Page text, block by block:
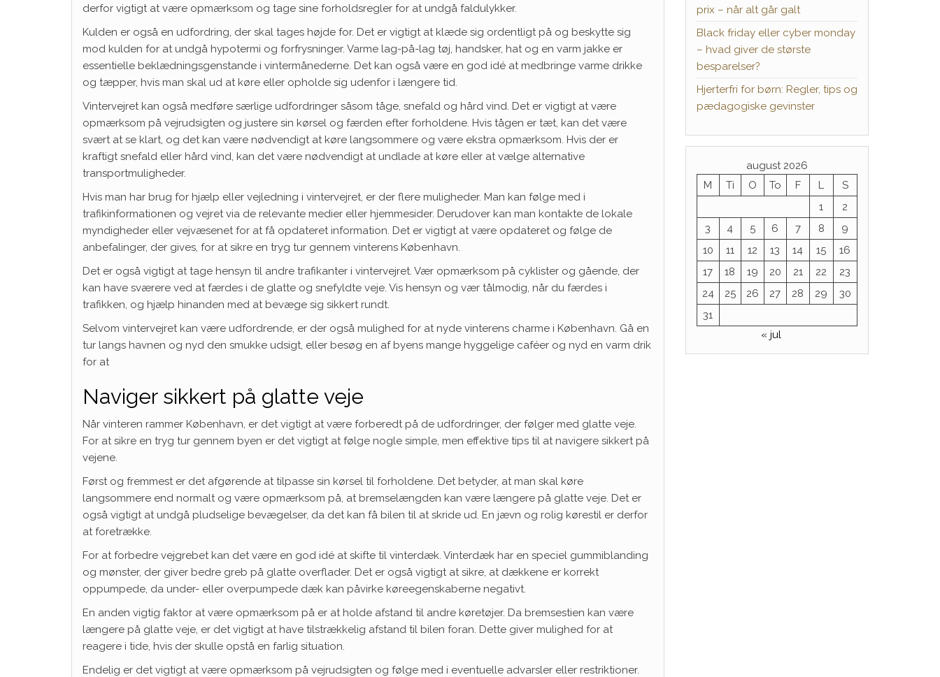
derfor vigtigt at være opmærksom og tage sine forholdsregler for at undgå faldulykker.
Kulden er også en udfordring, der skal tages højde for. Det er vigtigt at klæde sig ordentligt på og beskytte sig
mod kulden for at undgå hypotermi og forfrysninger. Varme lag-på-lag tøj, handsker, hat og en varm jakke er
essentielle beklædningsgenstande i vintermånederne. Det kan også være en god idé at medbringe varme drikke
og tæpper, hvis man skal ud at køre eller opholde sig udenfor i længere tid.
Vintervejret kan også medføre særlige udfordringer såsom tåge, snefald og hård vind. Det er vigtigt at være
opmærksom på vejrudsigten og justere sin kørsel og færden efter forholdene. Hvis tågen er tæt, kan det være
svært at se klart, og det kan være nødvendigt at køre langsommere og være ekstra opmærksom. Hvis der er
kraftigt snefald eller hård vind, kan det være nødvendigt at undlade at køre eller at vælge alternative
transportmuligheder.
Hvis man har brug for hjælp eller vejledning i vintervejret, er der flere muligheder. Man kan følge med i
trafikinformationen og vejret via de relevante medier eller hjemmesider. Derudover kan man kontakte de lokale
myndigheder eller vejvæsenet for at få opdateret information. Det er vigtigt at være opdateret og følge de
anbefalinger, der gives, for at sikre en tryg tur gennem vinterens København.
Det er også vigtigt at tage hensyn til andre trafikanter i vintervejret. Vær opmærksom på cyklister og gående, der
kan have sværere ved at færdes i de glatte og snefyldte veje. Vis hensyn og vær tålmodig, når du færdes i
trafikken, og hjælp hinanden med at bevæge sig sikkert rundt.
Selvom vintervejret kan være udfordrende, er der også mulighed for at nyde vinterens charme i København. Gå en
tur langs havnen og nyd den smukke udsigt, eller besøg en af byens mange hyggelige caféer og nyd en varm drik
for at
Naviger sikkert på glatte veje
Når vinteren rammer København, er det vigtigt at være forberedt på de udfordringer, der følger med glatte veje.
For at sikre en tryg tur gennem byen er det vigtigt at følge nogle simple, men effektive tips til at navigere sikkert på
vejene.
Først og fremmest er det afgørende at tilpasse sin kørsel til forholdene. Det betyder, at man skal køre
langsommere end normalt og være opmærksom på, at bremselængden kan være længere på glatte veje. Det er
også vigtigt at undgå pludselige bevægelser, da det kan få bilen til at skride ud. En jævn og rolig kørestil er derfor
at foretrække.
For at forbedre vejgrebet kan det være en god idé at skifte til vinterdæk. Vinterdæk har en speciel gummiblanding
og mønster, der giver bedre greb på glatte overflader. Det er også vigtigt at sikre, at dækkene er korrekt
oppumpede, da under- eller overpumpede dæk kan påvirke køreegenskaberne negativt.
En anden vigtig faktor at være opmærksom på er at holde afstand til andre køretøjer. Da bremsestien kan være
længere på glatte veje, er det vigtigt at have tilstrækkelig afstand til bilen foran. Dette giver mulighed for at
reagere i tide, hvis der skulle opstå en farlig situation.
Endelig er det vigtigt at være opmærksom på vejrudsigten og følge med i eventuelle advarsler eller restriktioner.
prix – når alt går galt
Black friday eller cyber monday
– hvad giver de største
besparelser?
Hjerterfri for børn: Regler, tips og
pædagogiske gevinster
august 2026
M
Ti O To F L
S
1
2
3
4 5 6 7 8
9
10
11 12 13 14 15
16
17
18 19 20 21 22
23
24
25 26 27 28 29
30
31
« jul